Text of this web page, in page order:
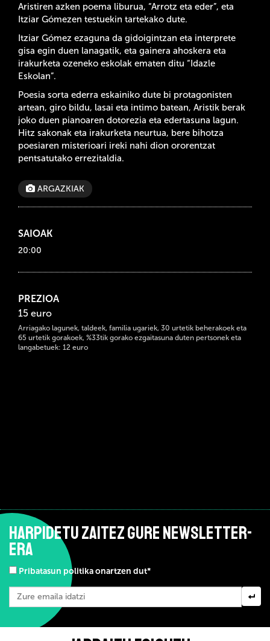
Aristiren azken poema liburua, “Arrotz eta eder”, eta
Itziar Gómezen testuekin tartekako dute.
Itziar Gómez ezaguna da gidoigintzan eta interprete
gisa egin duen lanagatik, eta gainera ahoskera eta
irakurketa ozeneko eskolak ematen ditu “Idazle
Eskolan”.
Poesia sorta ederra eskainiko dute bi protagonisten
artean, giro bildu, lasai eta intimo batean, Aristik berak
joko duen pianoaren dotorezia eta edertasuna lagun.
Hitz sakonak eta irakurketa neurtua, bere bihotza
poesiaren misterioari ireki nahi dion ororentzat
pentsatutako errezitaldia.
ARGAZKIAK
SAIOAK
20:00
PREZIOA
15 euro
Arriagako lagunek, taldeek, familia ugariek, 30 urtetik beherakoek eta
65 urtetik gorakoek, %33tik gorako ezgaitasuna duten pertsonek eta
langabetuek: 12 euro
HARPIDETU ZAITEZ GURE NEWSLETTER-
ERA
Pribatasun politika onartzen dut*